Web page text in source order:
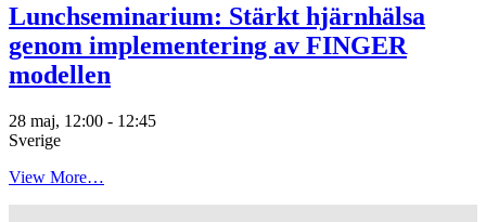
Lunchseminarium: Stärkt hjärnhälsa
genom implementering av FINGER
modellen
28 maj, 12:00 - 12:45
Sverige
View More…